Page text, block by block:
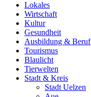
Lokales
Wirtschaft
Kultur
Gesundheit
Ausbildung & Beruf
Tourismus
Blaulicht
Tierwelten
Stadt & Kreis
Stadt Uelzen